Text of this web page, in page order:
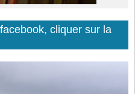
cliquer sur la